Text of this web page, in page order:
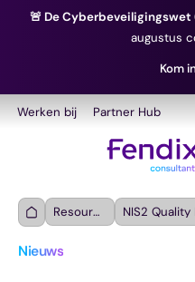
🚨 De Cyberbeveiligingswet
augustus
Kom
Werken bij Partner Hub
Resources
Nieuws